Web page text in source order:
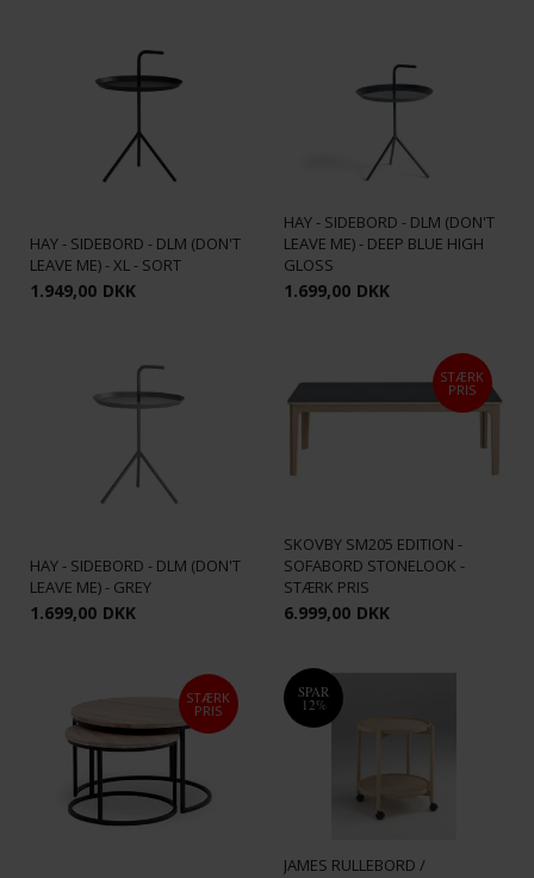
HAY - SIDEBORD - DLM (DON'T
LEAVE ME) - XL - SORT
1.949,00 DKK
HAY - SIDEBORD - DLM (DON'T
LEAVE ME) - DEEP BLUE HIGH
GLOSS
1.699,00 DKK
HAY - SIDEBORD - DLM (DON'T
LEAVE ME) - GREY
1.699,00 DKK
STÆRK
PRIS
SKOVBY SM205 EDITION -
SOFABORD STONELOOK -
STÆRK PRIS
6.999,00 DKK
STÆRK
PRIS
SPAR
12%
JAMES RULLEBORD /